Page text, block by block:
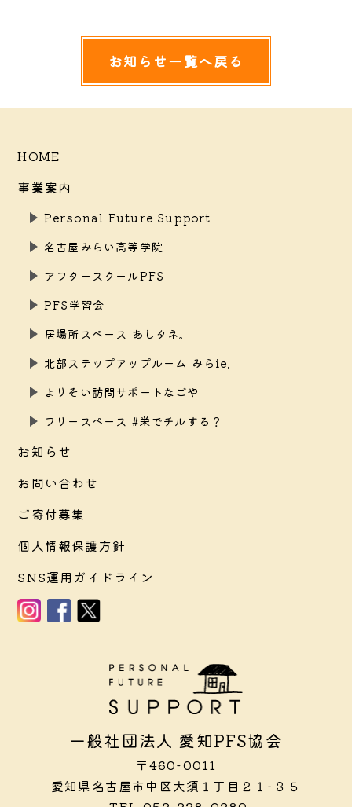
お知らせ一覧へ戻る
一般社団法人 愛知PFS協会
〒460-0011
愛知県名古屋市中区大須１丁目２１−３５
HOME
事業案内
Personal Future Support
名古屋みらい高等学院
アフタースクールPFS
PFS学習会
居場所スペース あしタネ。
北部ステップアップルーム みらie.
よりそい訪問サポートなごや
フリースペース #栄でチルする？
お知らせ
お問い合わせ
ご寄付募集
個人情報保護方針
SNS運用ガイドライン